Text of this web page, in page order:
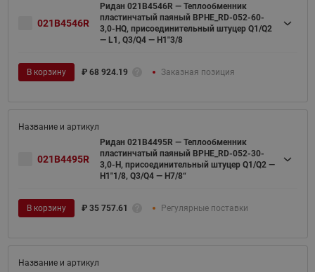
021B4546R
Ридан 021B4546R — Теплообменник
пластинчатый паяный BPHE_RD-052-60-
3,0-HQ, присоединительный штуцер Q1/Q2
— L1, Q3/Q4 — H1"3/8
В корзину ₽ 68 924.19 Заказная позиция
021B4495R
Ридан 021B4495R — Теплообменник
пластинчатый паяный BPHE_RD-052-30-
3,0-H, присоединительный штуцер Q1/Q2 —
H1"1/8, Q3/Q4 — H7/8“
В корзину ₽ 35 757.61 Регулярные поставки